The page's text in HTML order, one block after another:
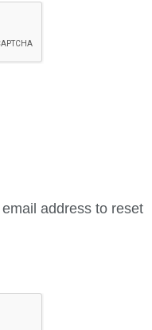
address to reset